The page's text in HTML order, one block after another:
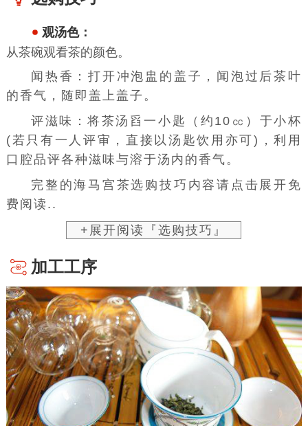
观汤色：
从茶碗观看茶的颜色。
闻热香：打开冲泡盅的盖子，闻泡过后茶叶
的香气，随即盖上盖子。
评滋味：将茶汤 舀一小匙（约10㏄）于小杯
(若只有一人评审，直接以 汤匙饮用亦可)，利用
口腔品评各种滋味与溶于汤内的香气。
完整的海马宫茶选购技巧内容请点击展开免
费阅读..
+展开阅读『选购技巧』
加工工序